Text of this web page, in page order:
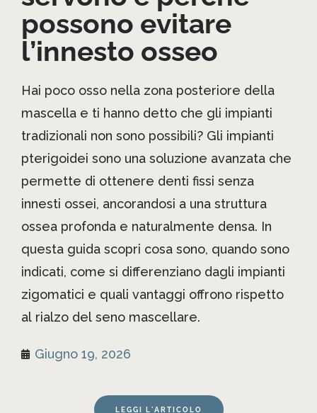
possono evitare
l’innesto osseo
Hai poco osso nella zona posteriore della
mascella e ti hanno detto che gli impianti
tradizionali non sono possibili? Gli impianti
pterigoidei sono una soluzione avanzata che
permette di ottenere denti fissi senza
innesti ossei, ancorandosi a una struttura
ossea profonda e naturalmente densa. In
questa guida scopri cosa sono, quando sono
indicati, come si differenziano dagli impianti
zigomatici e quali vantaggi offrono rispetto
al rialzo del seno mascellare.
Giugno 19, 2026
LEGGI L'ARTICOLO